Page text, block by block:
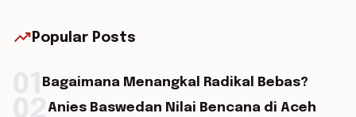
trending_up Popular Posts
Bagaimana Menangkal Radikal Bebas?
Anies Baswedan Nilai Bencana di Aceh